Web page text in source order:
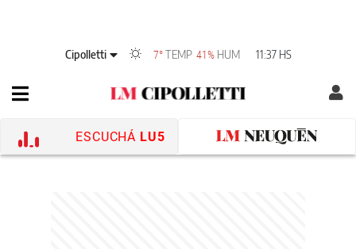
Cipolletti 7° TEMP 41% HUM 11:37 HS
ESCUCHÁ LU5